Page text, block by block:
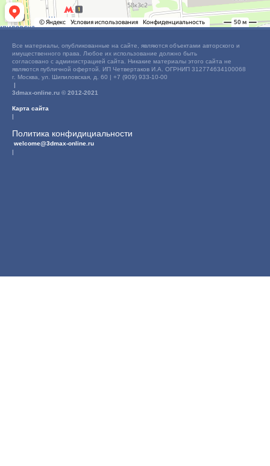
Все материалы, опубликованные на сайте, являются объектами авторского и
имущественного права. Любое их использование должно быть
согласовано с администрацией сайта. Никакие материалы этого сайта не
являются публичной офертой. ИП Четвертаков И.А. ОГРНИП 312774634100068
г. Москва, ул. Шипиловская, д. 60 | +7 (909) 933-10-00
|
3dmax-online.ru © 2012-2021
Карта сайта
|
Политика конфидициальности
|
welcome@3dmax-online.ru